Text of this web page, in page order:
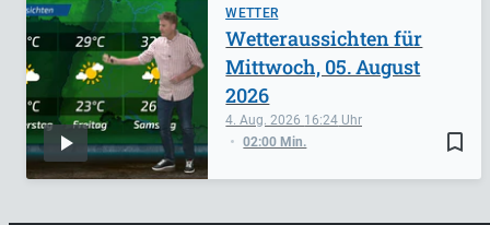
WETTER
bookmark_border
4. Aug. 2026 16:24
02:00 Min.
Wetteraussichten für
Mittwoch, 05. August
2026